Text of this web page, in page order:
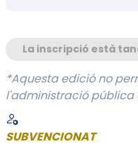
La inscripció està
*Aquesta edició no
l'administració pública
SUBVENCIONAT